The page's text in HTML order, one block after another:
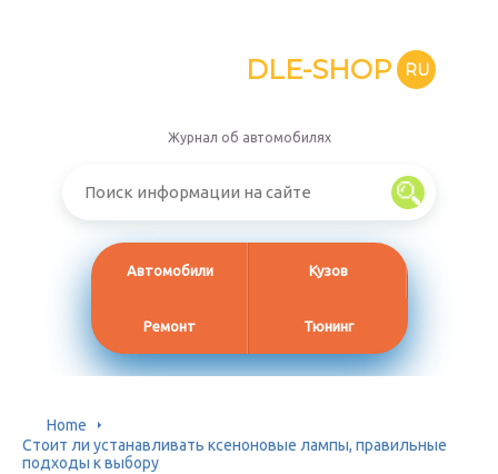
DLE-SHOP RU
Журнал об автомобилях
Автомобили Кузов
Ремонт Тюнинг
Home
Стоит ли устанавливать ксеноновые лампы, правильные
подходы к выбору